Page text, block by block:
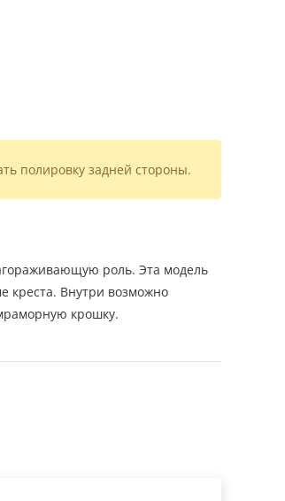
полировку задней стороны.
роль. Эта модель
креста. Внутри возможно
крошку.